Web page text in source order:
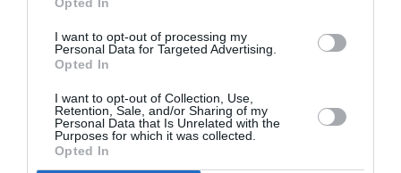
I want to opt-out of processing my
Personal Data for Targeted Advertising.
Opted In
I want to opt-out of Collection, Use,
Retention, Sale, and/or Sharing of my
Personal Data that Is Unrelated with the
Purposes for which it was collected.
Opted In